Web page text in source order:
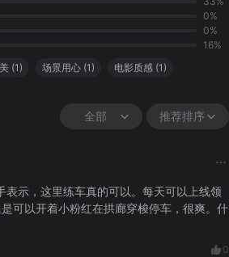
0%
0%
16%
(1) 场景用心 (1) 电影质感 (1)
全部 推荐排序
示，这里练车真的可以。每天可以上线领
可以开着小粉红在拱廊穿梭停车，很爽。什
0